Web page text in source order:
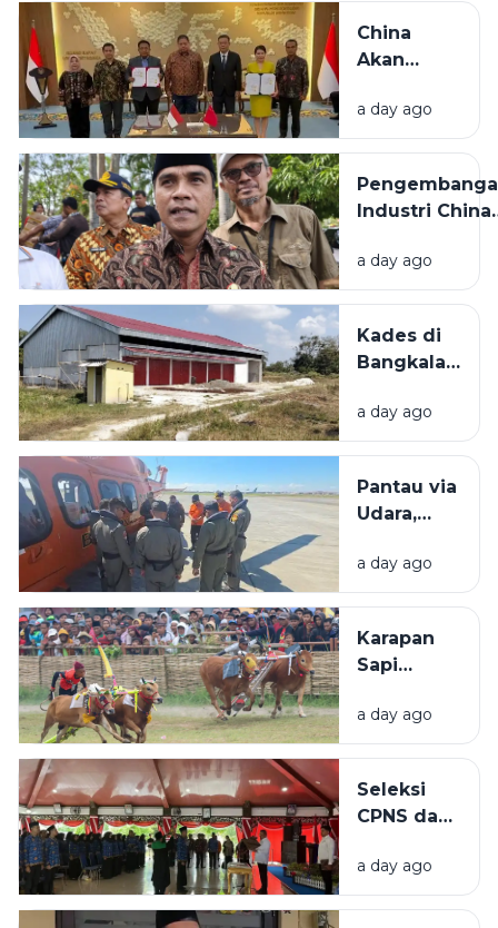
Menyanyi
Lagu
HUT RI ke-
81
China
Akan
Pabrik
Industri
Karya di
Madura
a day ago
Industri China
Dilaksanakan
Bangkalan,
Menyerap
Ribuan
a day ago
Kades di
Bangkalan
KDMP
Dibangun
Sawah: Itu
Dekat SD
a day ago
Pantau via
Udara,
Tak
Temukan
KM
Mutiara
di Perairan
Sumenep
a day ago
Karapan
Sapi
Sampang
2026 Akan
Lapangan
Prio
a day ago
Seleksi
CPNS dan
Sampang
Masih
a day ago